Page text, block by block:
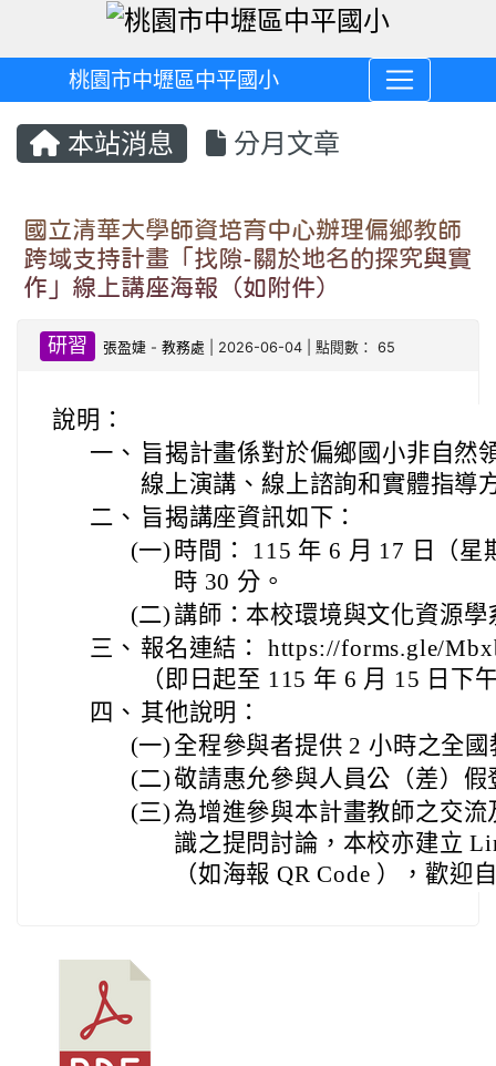
桃園市中壢區中平國小
本站消息 分月文章
國立清華大學師資培育中心辦理偏鄉教師
跨域支持計畫「找隙-關於地名的探究與實
作」線上講座海報（如附件）
研習 張盈婕 -教務處 | 2026-06-04 | 點閱數： 65
說明：
一、 旨揭計畫係對於偏鄉國小非自然
線上演講、線上諮詢和實體指導
二、 旨揭講座資訊如下：
(一) 時間： 115 年 6 月 17 日（
時 30 分。
(二)講師：本校環境與文化資源
三、 報名連結： https://forms.gle/
（即日起至 115 年 6 月 15 日下
四、 其他說明：
(一) 全程參與者提供 2 小時之全
(二) 敬請惠允參與人員公（差）
(三)為增進參與本計畫教師之交
識之提問討論，本校亦建立
（如海報 QR Code ），歡迎